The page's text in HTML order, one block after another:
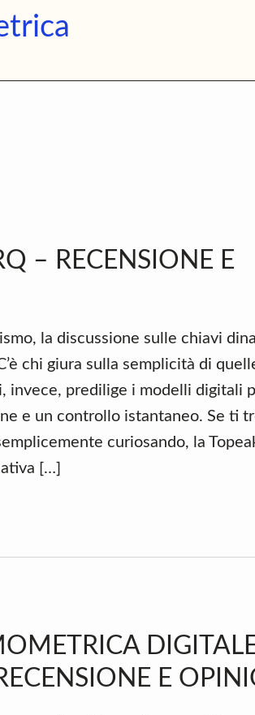
– RECENSIONE E
la discussione sulle chiavi
chi giura sulla semplicità di
invece, predilige i modelli digitali
e un controllo istantaneo. Se ti
curiosando, la
[…]
E